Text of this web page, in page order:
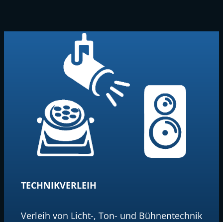
TECHNIKVERLEIH
Verleih von Licht-, Ton- und Bühnentechnik